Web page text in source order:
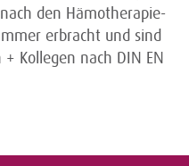
den Hämotherapie-
erbracht und sind
Kollegen nach DIN EN